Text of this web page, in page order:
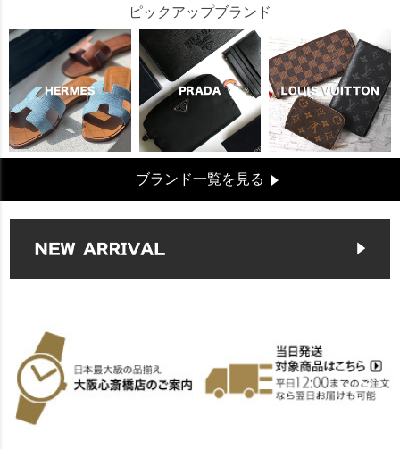
ピックアップブランド
ブランド一覧を見る